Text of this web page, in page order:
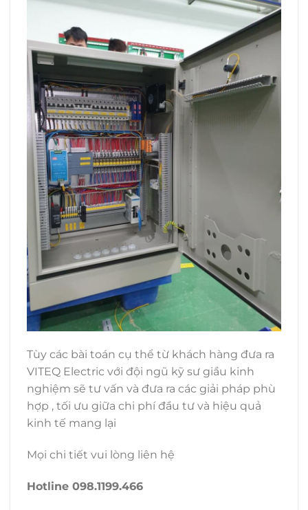
Tùy các bài toán cụ thể từ khách hàng đưa ra
VITEQ Electric với đội ngũ kỹ sư giầu kinh
nghiệm sẽ tư vấn và đưa ra các giải pháp phù
hợp , tối ưu giữa chi phí đầu tư và hiệu quả
kinh tế mang lại
Mọi chi tiết vui lòng liên hệ
Hotline 098.1199.466